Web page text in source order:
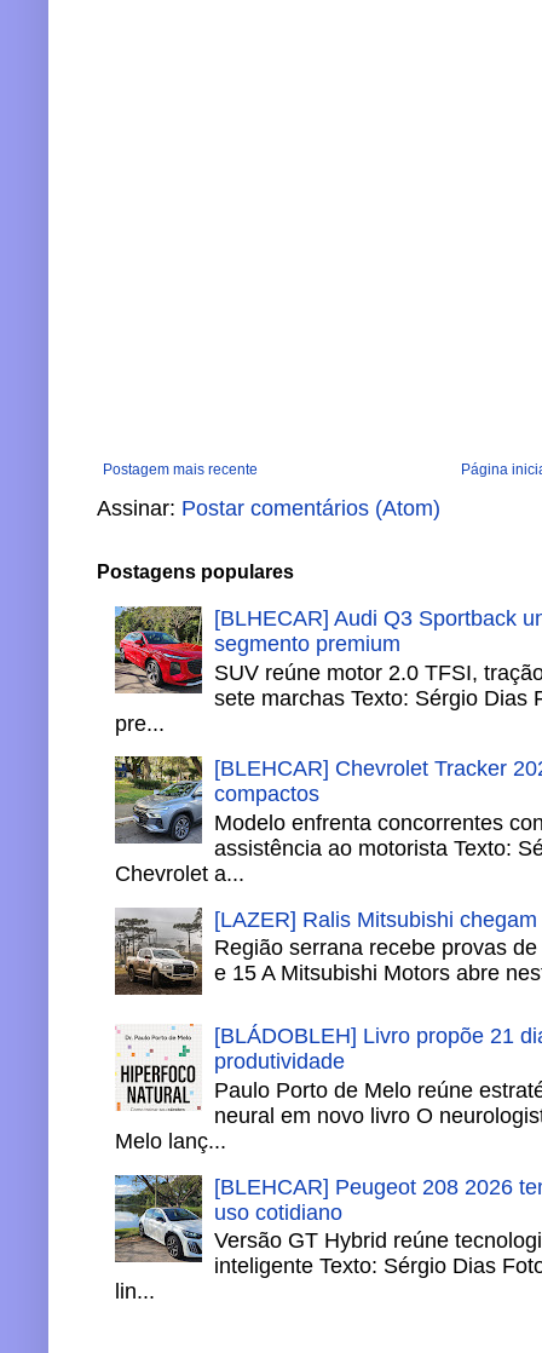
Postagem mais recente Página
Assinar: Postar comentários (Atom)
Postagens populares
[BLHECAR] Audi Q3 Sportback
segmento premium
SUV reúne motor 2.0 TFSI,
sete marchas Texto: Sérgio Dias
pre...
[BLEHCAR] Chevrolet Tracker
compactos
Modelo enfrenta concorrentes
assistência ao motorista Texto:
Chevrolet a...
[LAZER] Ralis Mitsubishi
Região serrana recebe provas
e 15 A Mitsubishi Motors abre
[BLÁDOBLEH] Livro propõe 21
produtividade
Paulo Porto de Melo reúne
neural em novo livro O
Melo lanç...
[BLEHCAR] Peugeot 208 2026
uso cotidiano
Versão GT Hybrid reúne
inteligente Texto: Sérgio Dias
lin...